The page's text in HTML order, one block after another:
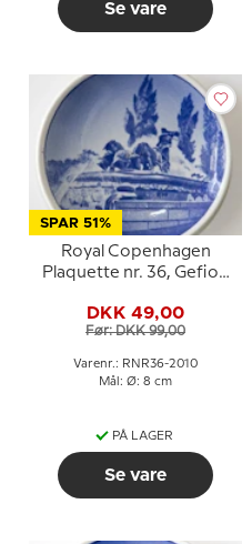
Se vare
SPAR 51%
Royal Copenhagen
Plaquette nr. 36, Gefion
DKK 49,00
Før: DKK 99,00
Varenr.: RNR36-2010
Mål: Ø: 8 cm
PÅ LAGER
Se vare